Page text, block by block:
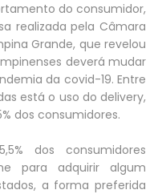
do consumidor,
realizada pela Câmara
Grande, que revelou
deverá mudar
da covid-19. Entre
está o uso do delivery,
dos consumidores.
dos consumidores
para adquirir algum
a forma preferida